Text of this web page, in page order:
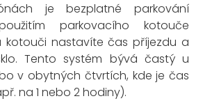
je bezplatné parkování
parkovacího kotouče
kotouči nastavíte čas příjezdu a
Tento systém bývá častý u
v obytných čtvrtích, kde je čas
na 1 nebo 2 hodiny).